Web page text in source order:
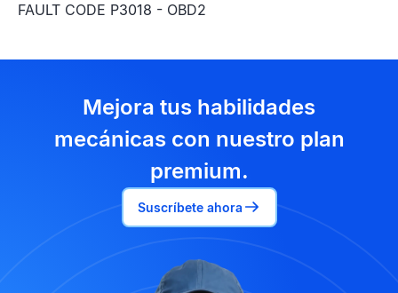
FAULT CODE P3018 - OBD2
Mejora tus habilidades
mecánicas con nuestro plan
premium.
Suscríbete ahora